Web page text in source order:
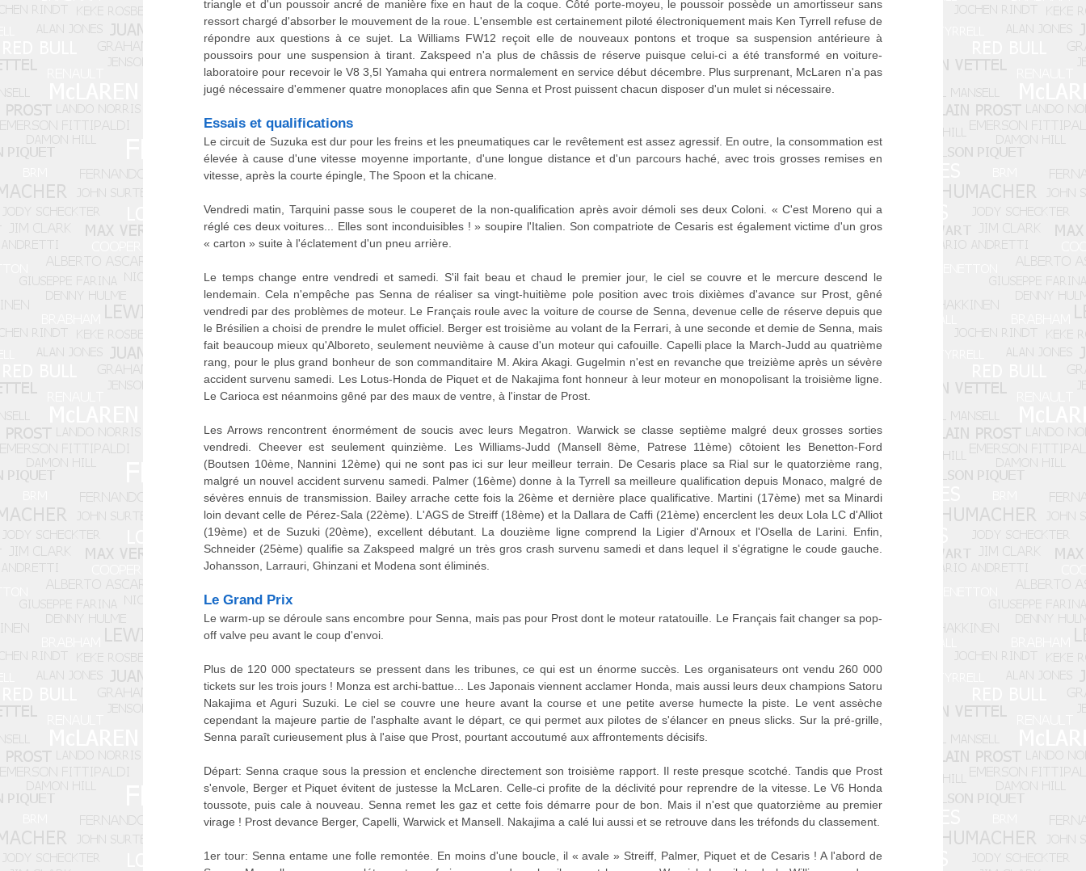
triangle et d'un poussoir ancré de manière fixe en haut de la coque. Côté porte-moyeu, le poussoir possède un amortisseur sans
ressort chargé d'absorber le mouvement de la roue. L'ensemble est certainement piloté électroniquement mais Ken Tyrrell refuse de
répondre aux questions à ce sujet. La Williams FW12 reçoit elle de nouveaux pontons et troque sa suspension antérieure à
poussoirs pour une suspension à tirant. Zakspeed n'a plus de châssis de réserve puisque celui-ci a été transformé en voiture-
laboratoire pour recevoir le V8 3,5l Yamaha qui entrera normalement en service début décembre. Plus surprenant, McLaren n'a pas
jugé nécessaire d'emmener quatre monoplaces afin que Senna et Prost puissent chacun disposer d'un mulet si nécessaire.
Essais et qualifications
Le circuit de Suzuka est dur pour les freins et les pneumatiques car le revêtement est assez agressif. En outre, la consommation est
élevée à cause d'une vitesse moyenne importante, d'une longue distance et d'un parcours haché, avec trois grosses remises en
vitesse, après la courte épingle, The Spoon et la chicane.
Vendredi matin, Tarquini passe sous le couperet de la non-qualification après avoir démoli ses deux Coloni. « C'est Moreno qui a
réglé ces deux voitures... Elles sont inconduisibles ! » soupire l'Italien. Son compatriote de Cesaris est également victime d'un gros
« carton » suite à l'éclatement d'un pneu arrière.
Le temps change entre vendredi et samedi. S'il fait beau et chaud le premier jour, le ciel se couvre et le mercure descend le
lendemain. Cela n'empêche pas Senna de réaliser sa vingt-huitième pole position avec trois dixièmes d'avance sur Prost, gêné
vendredi par des problèmes de moteur. Le Français roule avec la voiture de course de Senna, devenue celle de réserve depuis que
le Brésilien a choisi de prendre le mulet officiel. Berger est troisième au volant de la Ferrari, à une seconde et demie de Senna, mais
fait beaucoup mieux qu'Alboreto, seulement neuvième à cause d'un moteur qui cafouille. Capelli place la March-Judd au quatrième
rang, pour le plus grand bonheur de son commanditaire M. Akira Akagi. Gugelmin n'est en revanche que treizième après un sévère
accident survenu samedi. Les Lotus-Honda de Piquet et de Nakajima font honneur à leur moteur en monopolisant la troisième ligne.
Le Carioca est néanmoins gêné par des maux de ventre, à l'instar de Prost.
Les Arrows rencontrent énormément de soucis avec leurs Megatron. Warwick se classe septième malgré deux grosses sorties
vendredi. Cheever est seulement quinzième. Les Williams-Judd (Mansell 8ème, Patrese 11ème) côtoient les Benetton-Ford
(Boutsen 10ème, Nannini 12ème) qui ne sont pas ici sur leur meilleur terrain. De Cesaris place sa Rial sur le quatorzième rang,
malgré un nouvel accident survenu samedi. Palmer (16ème) donne à la Tyrrell sa meilleure qualification depuis Monaco, malgré de
sévères ennuis de transmission. Bailey arrache cette fois la 26ème et dernière place qualificative. Martini (17ème) met sa Minardi
loin devant celle de Pérez-Sala (22ème). L'AGS de Streiff (18ème) et la Dallara de Caffi (21ème) encerclent les deux Lola LC d'Alliot
(19ème) et de Suzuki (20ème), excellent débutant. La douzième ligne comprend la Ligier d'Arnoux et l'Osella de Larini. Enfin,
Schneider (25ème) qualifie sa Zakspeed malgré un très gros crash survenu samedi et dans lequel il s'égratigne le coude gauche.
Johansson, Larrauri, Ghinzani et Modena sont éliminés.
Le Grand Prix
Le warm-up se déroule sans encombre pour Senna, mais pas pour Prost dont le moteur ratatouille. Le Français fait changer sa pop-
off valve peu avant le coup d'envoi.
Plus de 120 000 spectateurs se pressent dans les tribunes, ce qui est un énorme succès. Les organisateurs ont vendu 260 000
tickets sur les trois jours ! Monza est archi-battue... Les Japonais viennent acclamer Honda, mais aussi leurs deux champions Satoru
Nakajima et Aguri Suzuki. Le ciel se couvre une heure avant la course et une petite averse humecte la piste. Le vent assèche
cependant la majeure partie de l'asphalte avant le départ, ce qui permet aux pilotes de s'élancer en pneus slicks. Sur la pré-grille,
Senna paraît curieusement plus à l'aise que Prost, pourtant accoutumé aux affrontements décisifs.
Départ: Senna craque sous la pression et enclenche directement son troisième rapport. Il reste presque scotché. Tandis que Prost
s'envole, Berger et Piquet évitent de justesse la McLaren. Celle-ci profite de la déclivité pour reprendre de la vitesse. Le V6 Honda
toussote, puis cale à nouveau. Senna remet les gaz et cette fois démarre pour de bon. Mais il n'est que quatorzième au premier
virage ! Prost devance Berger, Capelli, Warwick et Mansell. Nakajima a calé lui aussi et se retrouve dans les tréfonds du classement.
1er tour: Senna entame une folle remontée. En moins d'une boucle, il « avale » Streiff, Palmer, Piquet et de Cesaris ! A l'abord de